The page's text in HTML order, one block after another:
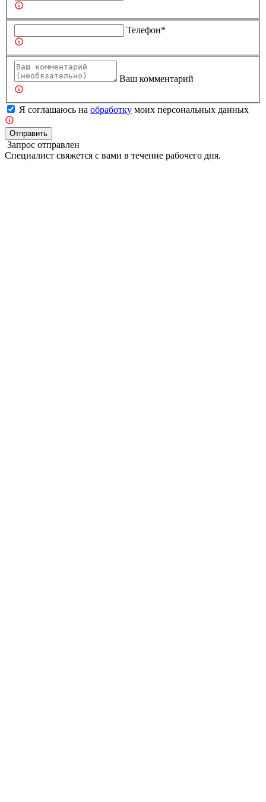
Телефон*
Ваш комментарий
Я соглашаюсь на обработку моих персональных данных
Отправить
Запрос отправлен
Специалист свяжется с вами в течение рабочего дня.